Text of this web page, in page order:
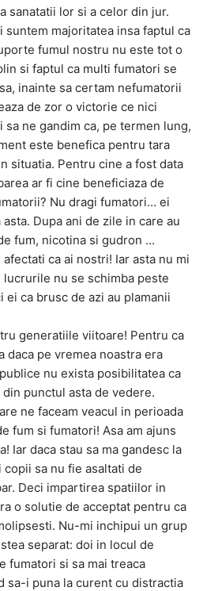
sanatatii lor si a celor din jur.
suntem majoritatea insa faptul ca
fumul nostru nu este tot o
si faptul ca multi fumatori se
inainte sa certam nefumatorii
de zor o victorie ce nici
sa ne gandim ca, pe termen lung,
este benefica pentru tara
situatia. Pentru cine a fost data
ar fi cine beneficiaza de
Nu dragi fumatori… ei
Dupa ani de zile in care au
fum, nicotina si gudron …
ca ai nostri! Iar asta nu mi
nu se schimba peste
ei ca brusc de azi au plamanii
generatiile viitoare! Pentru ca
daca pe vremea noastra era
nu exista posibilitatea ca
punctul asta de vedere.
ne faceam veacul in perioada
fum si fumatori! Asa am ajuns
Iar daca stau sa ma gandesc la
sa nu fie asaltati de
Deci impartirea spatiilor in
o solutie de acceptat pentru ca
Nu-mi inchipui un grup
separat: doi in locul de
fumatori si sa mai treaca
sa-i puna la curent cu distractia